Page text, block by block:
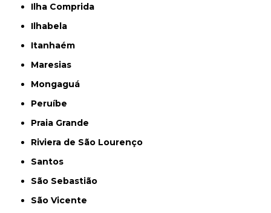
Ilha Comprida
Ilhabela
Itanhaém
Maresias
Mongaguá
Peruíbe
Praia Grande
Riviera de São Lourenço
Santos
São Sebastião
São Vicente